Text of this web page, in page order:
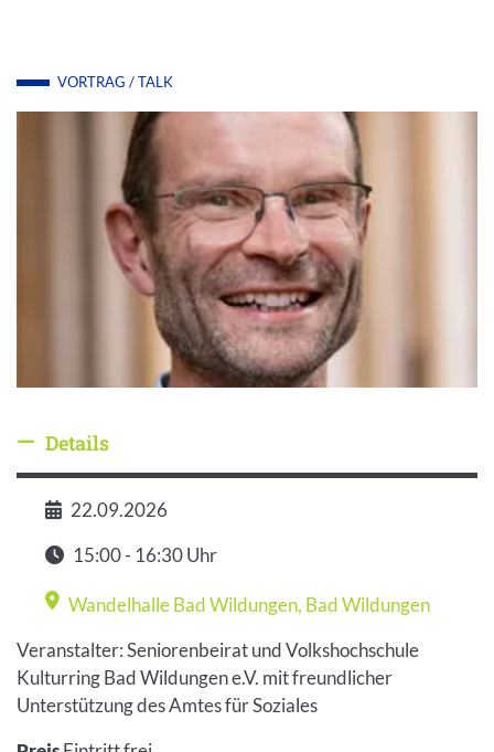
VORTRAG / TALK
Details ausblenden
Details
Datum
22.09.2026
Zeit
15:00 - 16:30 Uhr
Veranstaltungsort
Wandelhalle Bad Wildungen, Bad Wildungen
Veranstalter: Seniorenbeirat und Volkshochschule
Kulturring Bad Wildungen e.V. mit freundlicher
Unterstützung des Amtes für Soziales